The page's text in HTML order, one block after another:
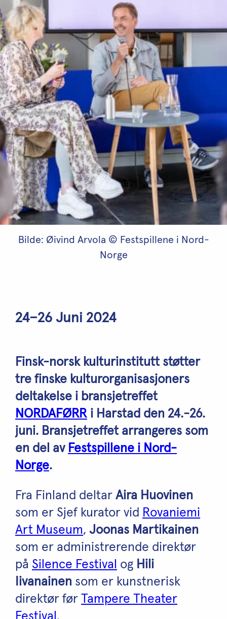
Bilde: Øivind Arvola © Festspillene i Nord-
Norge
24–26 Juni 2024
Finsk-norsk kulturinstitutt støtter
tre finske kulturorganisasjoners
deltakelse i bransjetreffet
NORDAFØRR i Harstad den 24.-26.
juni. Bransjetreffet arrangeres som
en del av Festspillene i Nord-
Norge.
Fra Finland deltar Aira Huovinen
som er Sjef kurator vid Rovaniemi
Art Museum, Joonas Martikainen
som er administrerende direktør
på Silence Festival og Hili
Iivanainen som er kunstnerisk
direktør før Tampere Theater
Festival .